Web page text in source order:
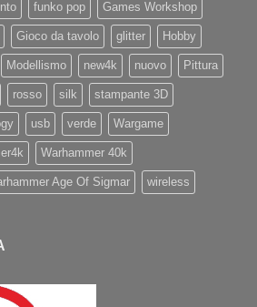
funko pop Games Workshop
Gioco da tavolo glitter Hobby
Modellismo new4k nuovo Pittura
rosso silk stampante 3D
usb verde Wargame
Warhammer 40k
Age Of Sigmar wireless